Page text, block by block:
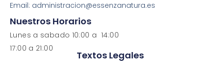
Email: administracion@essenzanatura.es
Nuestros Horarios
Lunes a sabado 10:00 a 14:00
17:00 a 21:00
Textos Legales